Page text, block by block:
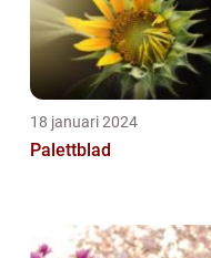
18 januari 2024
Palettblad